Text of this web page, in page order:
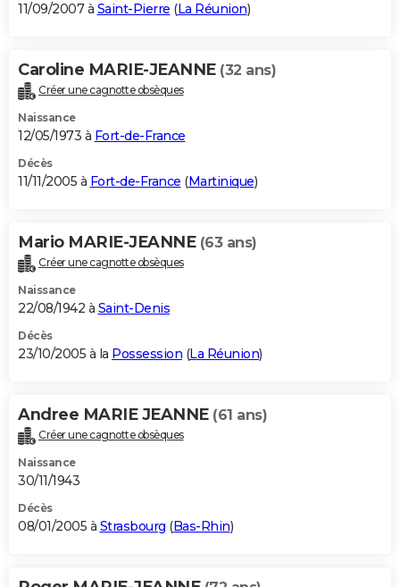
11/09/2007 à Saint-Pierre (La Réunion)
Caroline MARIE-JEANNE (32 ans)
Créer une cagnotte obsèques
Naissance
12/05/1973 à Fort-de-France
Décès
11/11/2005 à Fort-de-France (Martinique)
Mario MARIE-JEANNE (63 ans)
Créer une cagnotte obsèques
Naissance
22/08/1942 à Saint-Denis
Décès
23/10/2005 à la Possession (La Réunion)
Andree MARIE JEANNE (61 ans)
Créer une cagnotte obsèques
Naissance
30/11/1943
Décès
08/01/2005 à Strasbourg (Bas-Rhin)